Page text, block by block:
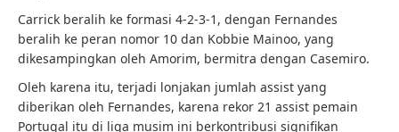
Carrick beralih ke formasi 4-2-3-1, dengan Fernandes
beralih ke peran nomor 10 dan Kobbie Mainoo, yang
dikesampingkan oleh Amorim, bermitra dengan Casemiro.
Oleh karena itu, terjadi lonjakan jumlah assist yang
diberikan oleh Fernandes, karena rekor 21 assist pemain
Portugal itu di liga musim ini berkontribusi signifikan